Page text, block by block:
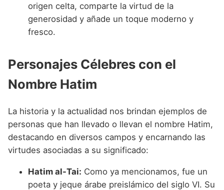
origen celta, comparte la virtud de la
generosidad y añade un toque moderno y
fresco.
Personajes Célebres con el
Nombre Hatim
La historia y la actualidad nos brindan ejemplos de
personas que han llevado o llevan el nombre Hatim,
destacando en diversos campos y encarnando las
virtudes asociadas a su significado:
Hatim al-Tai: Como ya mencionamos, fue un
poeta y jeque árabe preislámico del siglo VI. Su